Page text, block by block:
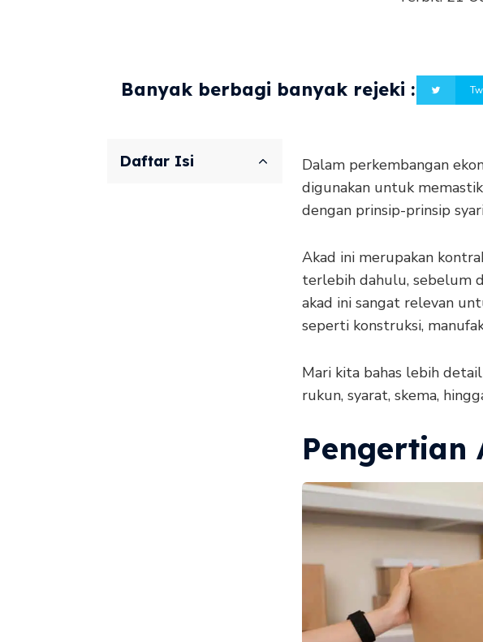
Banyak berbagi banyak rejeki :
Daftar Isi
Dalam perkembangan
digunakan untuk
dengan prinsip-prinsip
Akad ini merupakan
terlebih dahulu, sebelum
akad ini sangat relevan
seperti konstruksi,
Mari kita bahas lebih
rukun, syarat, skema,
Pengertian